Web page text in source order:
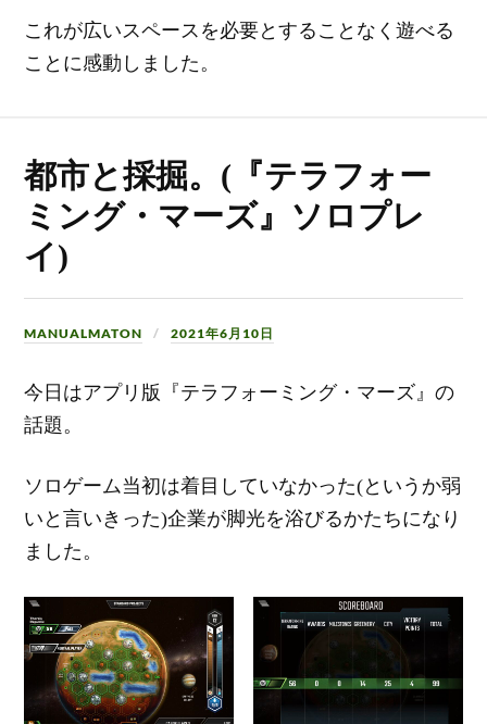
これが広いスペースを必要とすることなく遊べる
ことに感動しました。
都市と採掘。(『テラフォー
ミング・マーズ』ソロプレ
イ)
MANUALMATON 2021年6月10日
今日はアプリ版『テラフォーミング・マーズ』の
話題。
ソロゲーム当初は着目していなかった(というか弱
いと言いきった)企業が脚光を浴びるかたちになり
ました。